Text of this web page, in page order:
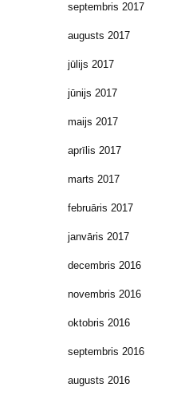
septembris 2017
augusts 2017
jūlijs 2017
jūnijs 2017
maijs 2017
aprīlis 2017
marts 2017
februāris 2017
janvāris 2017
decembris 2016
novembris 2016
oktobris 2016
septembris 2016
augusts 2016